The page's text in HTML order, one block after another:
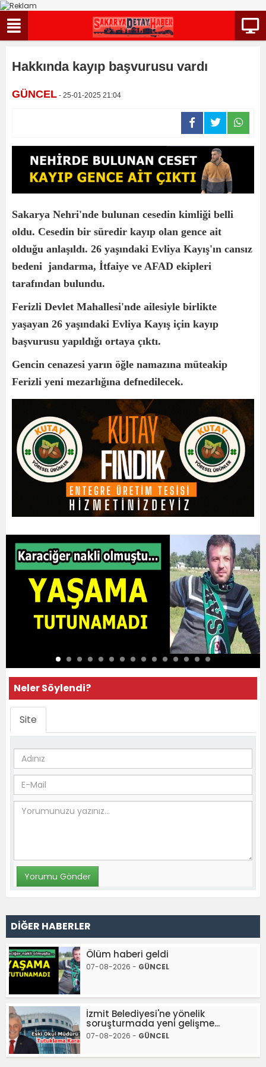
Hakkında kayıp başvurusu vardı
GÜNCEL - 25-01-2025 21:04
Sakarya Nehri'nde bulunan cesedin kimliği belli
oldu. Cesedin bir süredir kayıp olan gence ait
olduğu anlaşıldı. 26 yaşındaki Evliya Kayış'ın cansız
bedeni jandarma, İtfaiye ve AFAD ekipleri
tarafından bulundu.
Ferizli Devlet Mahallesi'nde ailesiyle birlikte
yaşayan 26 yaşındaki Evliya Kayış için kayıp
başvurusu yapıldığı ortaya çıktı.
Gencin cenazesi yarın öğle namazına müteakip
Ferizli yeni mezarlığına defnedilecek.
Neler Söylendi?
Site
DİĞER HABERLER
Ölüm haberi geldi
07-08-2026 - GÜNCEL
İzmit Belediyesi'ne yönelik
soruşturmada yeni gelişme...
07-08-2026 - GÜNCEL